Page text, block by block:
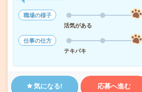
職場の様子
活気がある
仕事の仕方
テキパキ
気になる! 応募へ進む